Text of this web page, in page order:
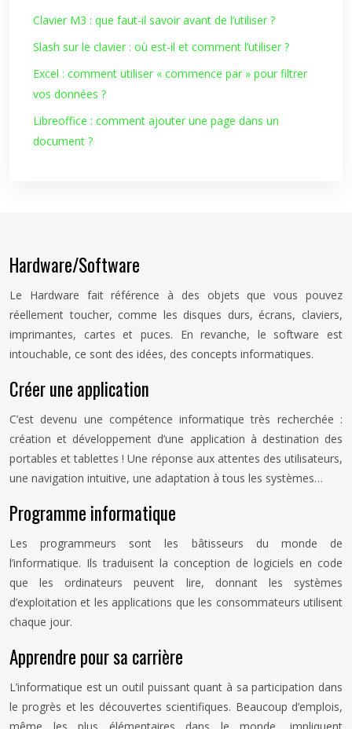
Clavier M3 : que faut-il savoir avant de l’utiliser ?
Slash sur le clavier : où est-il et comment l’utiliser ?
Excel : comment utiliser « commence par » pour filtrer
vos données ?
Libreoffice : comment ajouter une page dans un
document ?
Hardware/Software
Le Hardware fait référence à des objets que vous pouvez
réellement toucher, comme les disques durs, écrans, claviers,
imprimantes, cartes et puces. En revanche, le software est
intouchable, ce sont des idées, des concepts informatiques.
Créer une application
C’est devenu une compétence informatique très recherchée :
création et développement d’une application à destination des
portables et tablettes ! Une réponse aux attentes des utilisateurs,
une navigation intuitive, une adaptation à tous les systèmes…
Programme informatique
Les programmeurs sont les bâtisseurs du monde de
l’informatique. Ils traduisent la conception de logiciels en code
que les ordinateurs peuvent lire, donnant les systèmes
d’exploitation et les applications que les consommateurs utilisent
chaque jour.
Apprendre pour sa carrière
L’informatique est un outil puissant quant à sa participation dans
le progrès et les découvertes scientifiques. Beaucoup d’emplois,